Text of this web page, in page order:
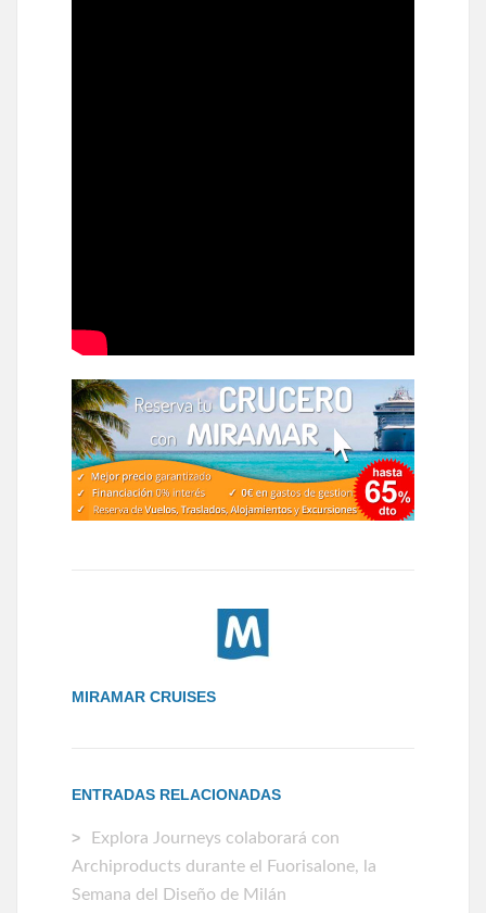
MIRAMAR CRUISES
ENTRADAS RELACIONADAS
Explora Journeys colaborará con
Archiproducts durante el Fuorisalone, la
Semana del Diseño de Milán